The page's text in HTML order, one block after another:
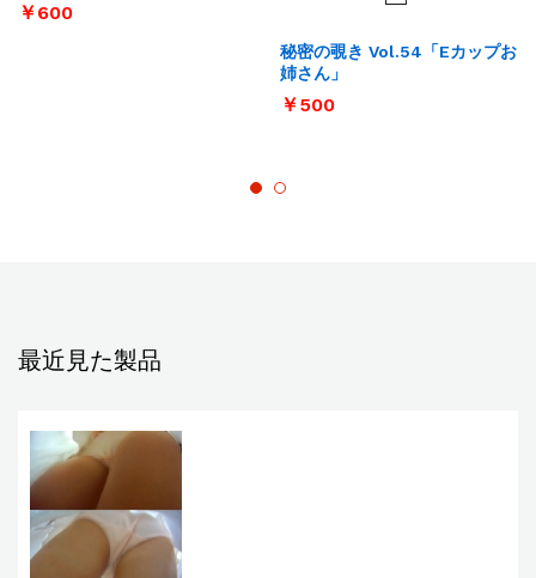
￥600
秘密の覗き Vol.54「Eカップお
姉さん」
￥500
最近見た製品